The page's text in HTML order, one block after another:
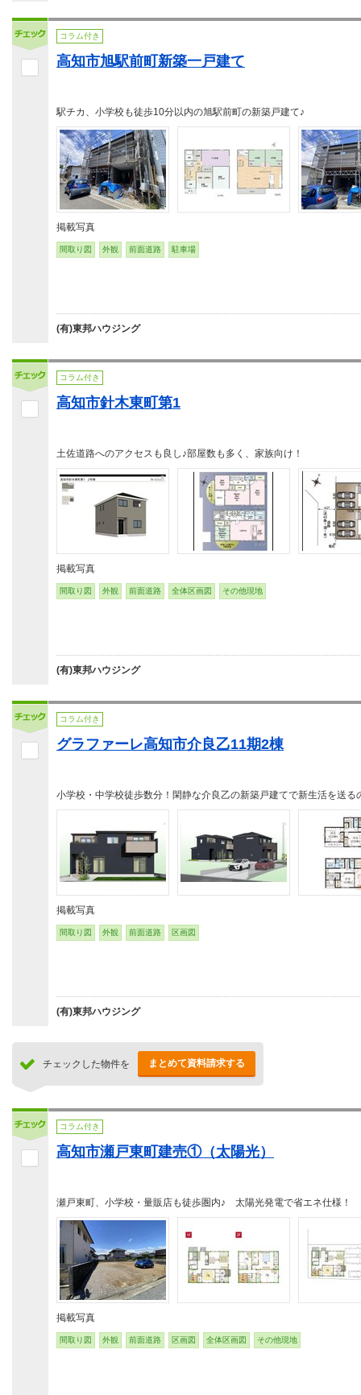
コラム付き
高知市旭駅前町新築一戸建て
駅チカ、小学校も徒歩10分以内の旭駅前町の新築戸建て♪
掲載写真
間取り図 外観 前面道路 駐車場
(有)東邦ハウジング
コラム付き
高知市針木東町第1
土佐道路へのアクセスも良し♪部屋数も多く、家族向け！
掲載写真
間取り図 外観 前面道路 全体区画図 その他現地
(有)東邦ハウジング
コラム付き
グラファーレ高知市介良乙11期2棟
小学校・中学校徒歩数分！閑静な介良乙の新築戸建てで新生活を送る
掲載写真
間取り図 外観 前面道路 区画図
(有)東邦ハウジング
チェックした物件を まとめて資料請求する
コラム付き
高知市瀬戸東町建売①（太陽光）
瀬戸東町、小学校・量販店も徒歩圏内♪ 太陽光発電で省エネ仕様！
掲載写真
間取り図 外観 前面道路 区画図 全体区画図 その他現地